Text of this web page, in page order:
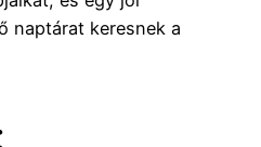
naptárat keresnek a